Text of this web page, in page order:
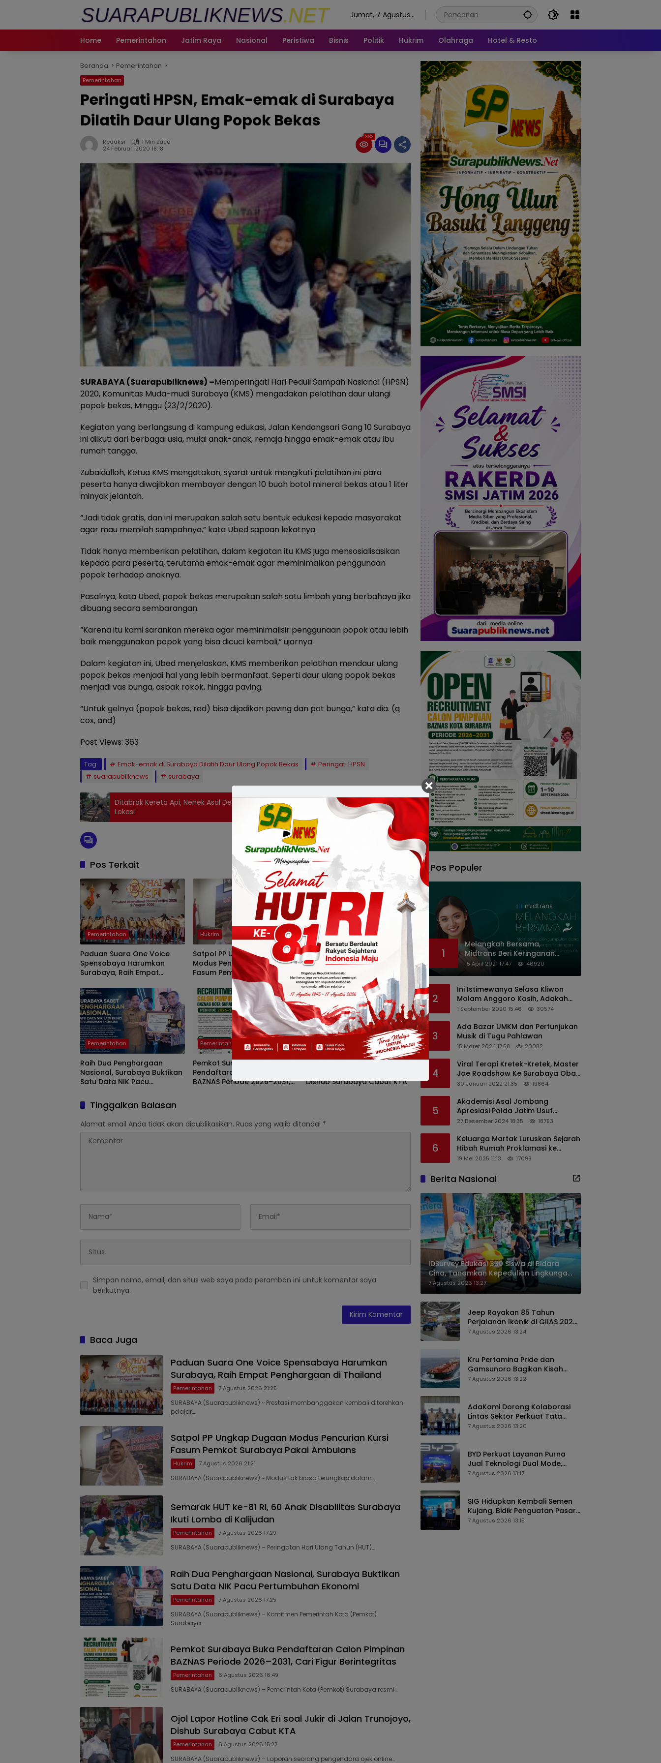
Jumat, 7 Agustus
Home
Pemerintahan Jatim Raya Nasional Peristiwa Bisnis Politik Hukrim Olahraga Hotel & Resto
Beranda Pemerintahan
Pemerintahan
Peringati HPSN, Emak-emak di Surabaya
Dilatih Daur Ulang Popok Bekas
Redaksi
1 Min Baca
24 Februari 2020 18:18
363
SURABAYA (Suarapubliknews) –Memperingati Hari Peduli Sampah Nasional (HPSN)
2020, Komunitas Muda-mudi Surabaya (KMS) mengadakan pelatihan daur ulangi
popok bekas, Minggu (23/2/2020).
Kegiatan yang berlangsung di kampung edukasi, Jalan Kendangsari Gang 10 Surabaya
ini diikuti dari berbagai usia, mulai anak-anak, remaja hingga emak-emak atau ibu
rumah tangga.
Zubaidulloh, Ketua KMS mengatakan, syarat untuk mengikuti pelatihan ini para
peserta hanya diwajibkan membayar dengan 10 buah botol mineral bekas atau 1 liter
minyak jelantah.
“Jadi tidak gratis, dan ini merupakan salah satu bentuk edukasi kepada masyarakat
agar mau memilah sampahnya,” kata Ubed sapaan lekatnya.
Tidak hanya memberikan pelatihan, dalam kegiatan itu KMS juga mensosialisasikan
kepada para peserta, terutama emak-emak agar meminimalkan penggunaan
popok terhadap anaknya.
Pasalnya, kata Ubed, popok bekas merupakan salah satu limbah yang berbahaya jika
dibuang secara sembarangan.
“Karena itu kami sarankan mereka agar meminimalisir penggunaan popok atau lebih
baik menggunakan popok yang bisa dicuci kembali,” ujarnya.
Dalam kegiatan ini, Ubed menjelaskan, KMS memberikan pelatihan mendaur ulang
popok bekas menjadi hal yang lebih bermanfaat. Seperti daur ulang popok bekas
menjadi vas bunga, asbak rokok, hingga paving.
“Untuk gelnya (popok bekas, red) bisa dijadikan paving dan pot bunga,” kata dia. (q
cox, and)
Post Views: 363
Tag: Emak-emak di Surabaya Dilatih Daur Ulang Popok Bekas
Peringati HPSN
suarapubliknews
surabaya
Ditabrak Kereta Api, Nenek Asal Desa Wonorejo Kediri Terpental dan Tewas di
Lokasi
Pos Terkait
Pemerintahan
Paduan Suara One Voice
Spensabaya Harumkan
Surabaya, Raih Empat
Hukrim
Satpol PP Ungkap Dugaan
Modus Pencurian Kursi
Fasum Pemkot Surabaya
Pakai Ambulans
Pemerintahan
Semarak HUT ke-81 RI, 60
Anak Disabilitas Surabaya
Ikuti Lomba di Kalijudan
Pemerintahan
Raih Dua Penghargaan
Nasional, Surabaya Buktikan
Satu Data NIK Pacu
Pemerintahan
Pemkot Surabaya Buka
Pendaftaran Calon Pimpinan
BAZNAS Periode 2026–2031,
Pemerintahan
Ojol Lapor Hotline Cak Eri
Dishub Surabaya Cabut KTA
Tinggalkan Balasan
Alamat email Anda tidak akan dipublikasikan. Ruas yang wajib ditandai *
Simpan nama, email, dan situs web saya pada peramban ini untuk komentar saya
berikutnya.
Baca Juga
Paduan Suara One Voice Spensabaya Harumkan
Surabaya, Raih Empat Penghargaan di Thailand
Pemerintahan 7 Agustus 2026 21:25
SURABAYA (Suarapubliknews) ~ Prestasi membanggakan kembali ditorehkan
pelajar…
Satpol PP Ungkap Dugaan Modus Pencurian Kursi
Fasum Pemkot Surabaya Pakai Ambulans
Hukrim 7 Agustus 2026 21:21
SURABAYA (Suarapubliknews) ~ Modus tak biasa terungkap dalam…
Semarak HUT ke-81 RI, 60 Anak Disabilitas Surabaya
Ikuti Lomba di Kalijudan
Pemerintahan 7 Agustus 2026 17:29
SURABAYA (Suarapubliknews) – Peringatan Hari Ulang Tahun (HUT)…
Raih Dua Penghargaan Nasional, Surabaya Buktikan
Satu Data NIK Pacu Pertumbuhan Ekonomi
Pemerintahan 7 Agustus 2026 17:25
SURABAYA (Suarapubliknews) – Komitmen Pemerintah Kota (Pemkot)
Surabaya…
Pemkot Surabaya Buka Pendaftaran Calon Pimpinan
BAZNAS Periode 2026–2031, Cari Figur Berintegritas
Pemerintahan 6 Agustus 2026 16:49
SURABAYA (Suarapubliknews) – Pemerintah Kota (Pemkot) Surabaya resmi…
Ojol Lapor Hotline Cak Eri soal Jukir di Jalan Trunojoyo,
Dishub Surabaya Cabut KTA
Pemerintahan 6 Agustus 2026 15:27
SURABAYA (Suarapubliknews) – Laporan seorang pengendara ojek online…
Pos Populer
1
Melangkah Bersama,
Midtrans Beri Keringanan
Biaya Transaksi ke Organisasi
15 April 2021 17:47 46920
2
Ini Istimewanya Selasa Kliwon
Malam Anggoro Kasih, Adakah
Kaitannya dengan Keputusan
1 September 2020 15:46 30574
3
Ada Bazar UMKM dan Pertunjukan
Musik di Tugu Pahlawan
15 Maret 2024 17:58 20082
4
Viral Terapi Kretek-Kretek, Master
Joe Roadshow Ke Surabaya Obati
Pasien Sekaligus Edukasi
30 Januari 2022 21:35 19864
5
Akademisi Asal Jombang
Apresiasi Polda Jatim Usut
Dugaan Korupsi Pengisian
27 Desember 2024 18:35 18793
6
Keluarga Martak Luruskan Sejarah
Hibah Rumah Proklamasi ke
Soekarno
19 Mei 2025 11:13 17098
Berita Nasional
IDSurvey Edukasi 330 Siswa di Bidara
Cina, Tanamkan Kepedulian Lingkungan
Sejak Dini
7 Agustus 2026 13:27
Jeep Rayakan 85 Tahun
Perjalanan Ikonik di GIIAS 2026,
Siapkan Edisi Khusus dan
7 Agustus 2026 13:24
Kru Pertamina Pride dan
Gamsunoro Bagikan Kisah
Menegangkan Melintasi Selat
7 Agustus 2026 13:22
AdaKami Dorong Kolaborasi
Lintas Sektor Perkuat Tata
Kelola Keamanan Siber
7 Agustus 2026 13:20
BYD Perkuat Layanan Purna
Jual Teknologi Dual Mode,
Tawarkan Biaya Perawatan
7 Agustus 2026 13:17
SIG Hidupkan Kembali Semen
Kujang, Bidik Penguatan Pasar
Jawa Barat
7 Agustus 2026 13:15